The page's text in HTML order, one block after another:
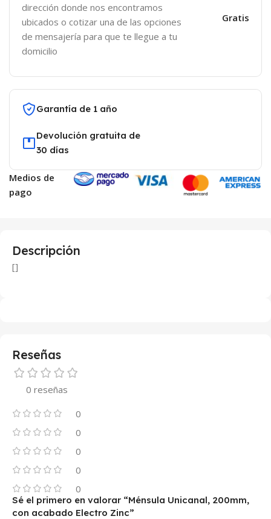
dirección donde nos encontramos
ubicados o cotizar una de las opciones
de mensajería para que te llegue a tu
domicilio
Gratis
Garantía de 1 año
Devolución gratuita de
30 días
Medios de
pago
Descripción
[]
Reseñas
0 reseñas
0
0
0
0
0
Sé el primero en valorar “Ménsula Unicanal, 200mm,
con acabado Electro Zinc”